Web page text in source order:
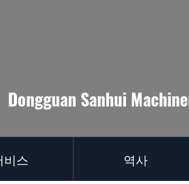
Dongguan Sanhui
비스 역사